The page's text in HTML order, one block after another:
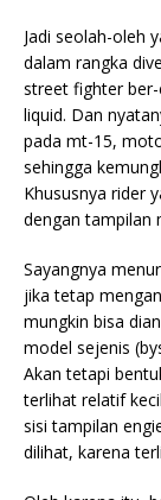
Jadi seolah-oleh
dalam rangka
street fighter
liquid. Dan
pada mt-15,
sehingga
Khususnya rider
dengan tampilan
Sayangnya
jika tetap
mungkin bisa
model sejenis
Akan tetapi
terlihat relatif
sisi tampilan
dilihat, karena